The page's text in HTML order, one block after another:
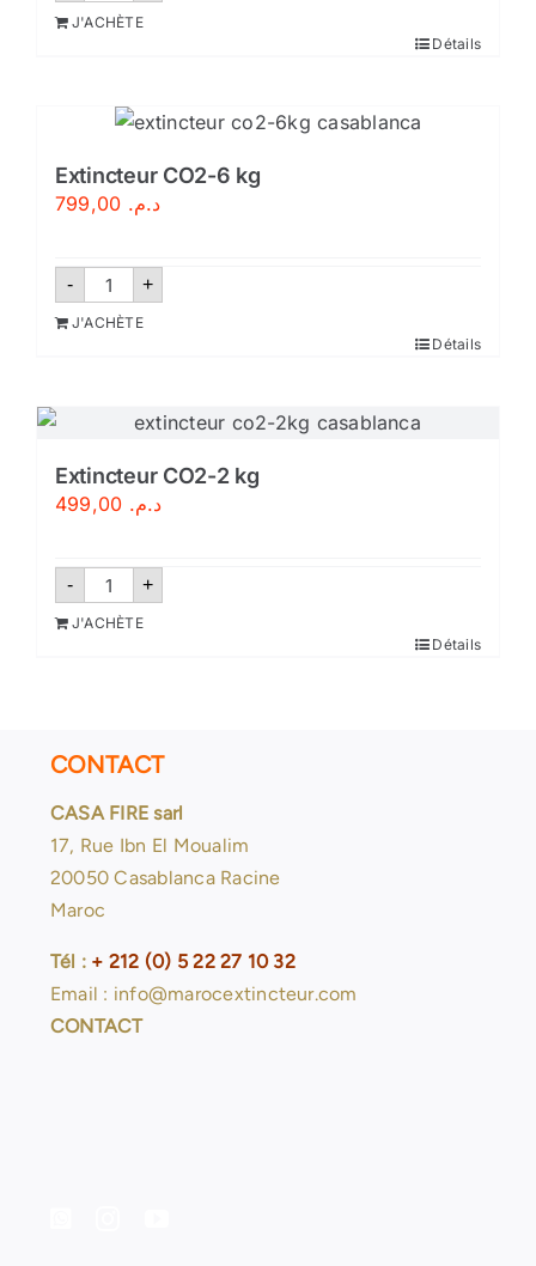
Extincteur
CO2-
J'ACHÈTE
Détails
Extincteur CO2-6 kg
د.م.
- quantité
Extincteur
CO2-
+
J'ACHÈTE
Détails
Extincteur CO2-2 kg
د.م.
- quantité
Extincteur
CO2-
+
J'ACHÈTE
Détails
CONTACT
CASA FIRE sarl
17, Rue Ibn El Moualim
20050 Casablanca Racine
Maroc
Tél : + 212 (0) 5 22 27 10 32
Email : info@marocextincteur.com
CONTACT